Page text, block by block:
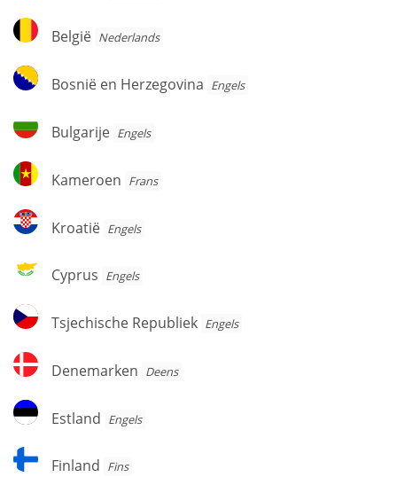
België
België Nederlands
Bosnië
en
Bosnië en Herzegovina Engels
Bulgarije
Bulgarije Engels
Kameroen
Kameroen Frans
Kroatië
Kroatië Engels
Cyprus
Cyprus Engels
Tsjechische
Republiek
Tsjechische Republiek Engels
Denemarken
Denemarken Deens
Estland
Estland Engels
Finland
Finland Fins